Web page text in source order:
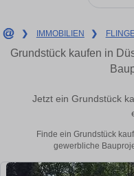
❯ IMMOBILIEN ❯
Grundstück kaufen in
Jetzt ein Grundstück
Finde ein Grundstück
gewerbliche